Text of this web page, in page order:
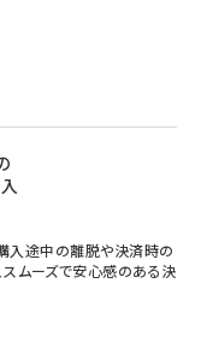
入途中の離脱や決済時の
スムーズで安心感のある決